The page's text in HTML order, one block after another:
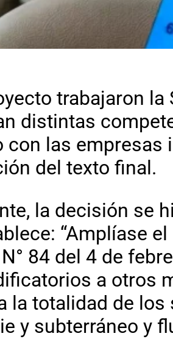
trabajaron
distintas
con las empresas
del texto final.
la decisión se
“Amplíase
84 del 4 de
a otros
la totalidad de
y subterráneo y